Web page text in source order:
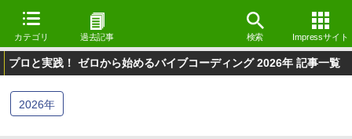
カテゴリ 過去記事 検索 Impressサイト
プロと実践！ ゼロから始めるバイブコーディング 2026年 記事一覧
2026年